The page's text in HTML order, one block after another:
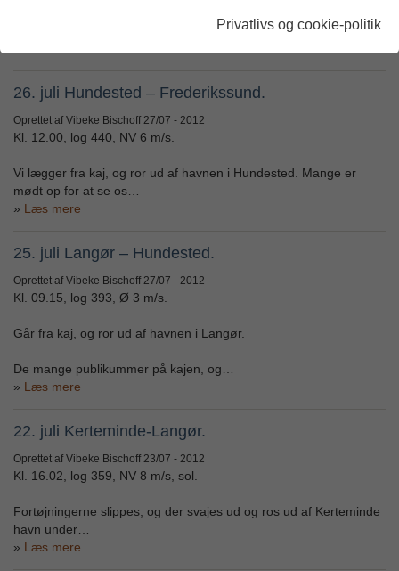
Privatlivs og cookie-politik
26. juli Hundested – Frederikssund.
Oprettet af Vibeke Bischoff27/07 - 2012
Kl. 12.00, log 440, NV 6 m/s.
Vi lægger fra kaj, og ror ud af havnen i Hundested. Mange er
mødt op for at se os…
Læs mere
25. juli Langør – Hundested.
Oprettet af Vibeke Bischoff27/07 - 2012
Kl. 09.15, log 393, Ø 3 m/s.
Går fra kaj, og ror ud af havnen i Langør.
De mange publikummer på kajen, og…
Læs mere
22. juli Kerteminde-Langør.
Oprettet af Vibeke Bischoff23/07 - 2012
Kl. 16.02, log 359, NV 8 m/s, sol.
Fortøjningerne slippes, og der svajes ud og ros ud af Kerteminde
havn under…
Læs mere